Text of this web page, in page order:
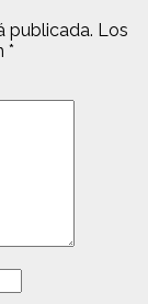
publicada. Los
*